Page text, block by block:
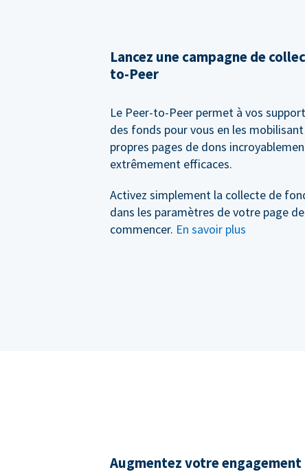
Lancez une campagne de
to-Peer
Le Peer-to-Peer permet à vos
des fonds pour vous en les
propres pages de dons
extrêmement efficaces.
Activez simplement la collecte de
dans les paramètres de votre page
commencer. En savoir plus
Augmentez votre engagement